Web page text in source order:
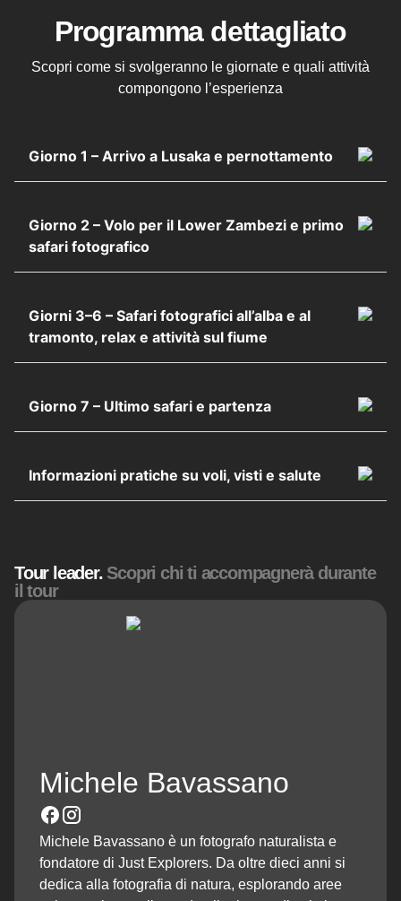
Programma dettagliato
Scopri come si svolgeranno le giornate e quali attività
compongono l’esperienza
Giorno 1 – Arrivo a Lusaka e pernottamento
Giorno 2 – Volo per il Lower Zambezi e primo
safari fotografico
Giorni 3–6 – Safari fotografici all’alba e al
tramonto, relax e attività sul fiume
Giorno 7 – Ultimo safari e partenza
Informazioni pratiche su voli, visti e salute
Tour leader. Scopri chi ti accompagnerà durante
il tour
Michele Bavassano
Michele Bavassano è un fotografo naturalista e
fondatore di Just Explorers. Da oltre dieci anni si
dedica alla fotografia di natura, esplorando aree